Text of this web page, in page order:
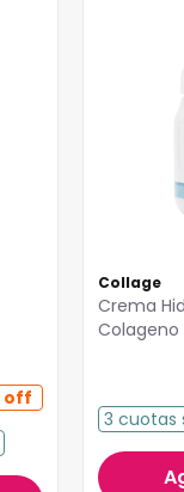
Collage
Crema
Colageno
3 cuotas